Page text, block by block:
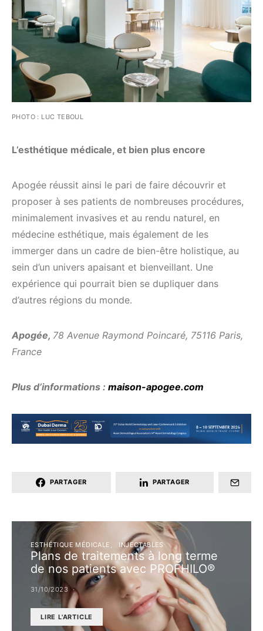
PHOTO : LUC TEBOUL
L’esthétique médicale, et bien plus encore
Apogée réussit ainsi le pari de faire découvrir et
proposer à ses patients de nombreuses procédures,
minimalement invasives et au rendu naturel, en
médecine esthétique, mais également de les
immerger dans un cadre de bien-être holistique, au
sein d’un univers apaisant et bienveillant. Une
expérience qui pourrait bien se dupliquer dans
d’autres régions du monde.
Apogée, 78 Avenue Raymond Poincaré, 75116 Paris,
France
Plus d’informations : maison-apogee.com
PARTAGER PARTAGER
ESTHÉTIQUE MÉDICALE INJECTABLES
Plans de traitements à long terme
de nos patients avec PROFHILO®
31/10/2023
LIRE L'ARTICLE